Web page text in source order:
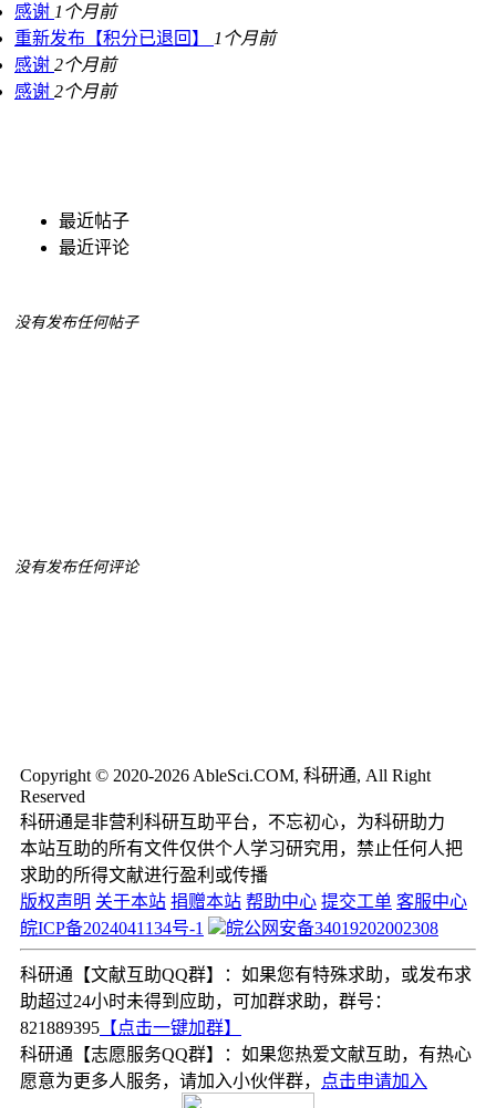
感谢 1个月前
重新发布【积分已退回】
1个月前
感谢 2个月前
感谢 2个月前
最近帖子
最近评论
没有发布任何帖子
没有发布任何评论
Copyright © 2020-2026 AbleSci.COM, 科研通, All Right
Reserved
科研通是非营利科研互助平台，不忘初心，为科研助力
本站互助的所有文件仅供个人学习研究用，禁止任何人把
求助的所得文献进行盈利或传播
版权声明 关于本站 捐赠本站 帮助中心 提交工单 客服中心
皖ICP备2024041134号-1
皖公网安备34019202002308
科研通【文献互助QQ群】：如果您有特殊求助，或发布求
助超过24小时未得到应助，可加群求助，群号：
821889395 【点击一键加群】
科研通【志愿服务QQ群】：如果您热爱文献互助，有热心
愿意为更多人服务，请加入小伙伴群，
点击申请加入